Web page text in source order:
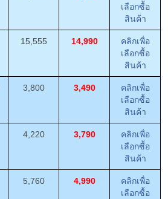
เลือกซื้อ
สินค้า
15,555 14,990
คลิกเพื่อ
เลือกซื้อ
สินค้า
3,800 3,490
คลิกเพื่อ
เลือกซื้อ
สินค้า
4,220 3,790
คลิกเพื่อ
เลือกซื้อ
สินค้า
5,760 4,990
คลิกเพื่อ
เลือกซื้อ